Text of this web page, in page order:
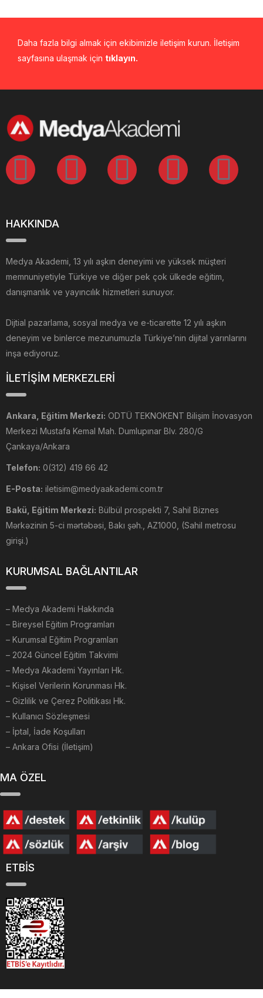
Daha fazla bilgi almak için ekibimizle iletişim kurun. İletişim
sayfasına ulaşmak için tıklayın.
HAKKINDA
Medya Akademi, 13 yılı aşkın deneyimi ve yüksek müşteri
memnuniyetiyle Türkiye ve diğer pek çok ülkede eğitim,
danışmanlık ve yayıncılık hizmetleri sunuyor.
Dijtial pazarlama, sosyal medya ve e-ticarette 12 yılı aşkın
deneyim ve binlerce mezunumuzla Türkiye’nin dijital yarınlarını
inşa ediyoruz.
İLETİŞİM MERKEZLERİ
Ankara, Eğitim Merkezi: ODTÜ TEKNOKENT Bilişim İnovasyon
Merkezi Mustafa Kemal Mah. Dumlupınar Blv. 280/G
Çankaya/Ankara
Telefon: 0(312) 419 66 42
E-Posta: iletisim@medyaakademi.com.tr
Bakü, Eğitim Merkezi: Bülbül prospekti 7, Sahil Biznes
Mərkəzinin 5-ci mərtəbəsi, Bakı şəh., AZ1000, (Sahil metrosu
girişi.)
KURUMSAL BAĞLANTILAR
– Medya Akademi Hakkında
– Bireysel Eğitim Programları
– Kurumsal Eğitim Programları
– 2024 Güncel Eğitim Takvimi
– Medya Akademi Yayınları Hk.
– Kişisel Verilerin Korunması Hk.
– Gizlilik ve Çerez Politikası Hk.
– Kullanıcı Sözleşmesi
– İptal, İade Koşulları
– Ankara Ofisi (İletişim)
MA ÖZEL
ETBİS